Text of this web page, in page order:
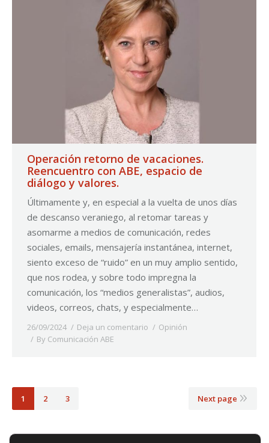
Operación retorno de vacaciones.
Reencuentro con ABE, espacio de
diálogo y valores.
Últimamente y, en especial a la vuelta de unos días
de descanso veraniego, al retomar tareas y
asomarme a medios de comunicación, redes
sociales, emails, mensajería instantánea, internet,
siento exceso de “ruido” en un muy amplio sentido,
que nos rodea, y sobre todo impregna la
comunicación, los “medios generalistas”, audios,
videos, correos, chats, y especialmente…
26/09/2024 Deja un comentario
Opinión
By Comunicación ABE
1 2 3 Next page